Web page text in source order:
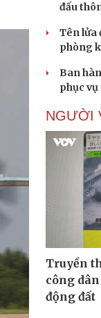
đấu
Tên lửa
phòng
Ban
phục
NGƯỜI
Truyền
công
động đất